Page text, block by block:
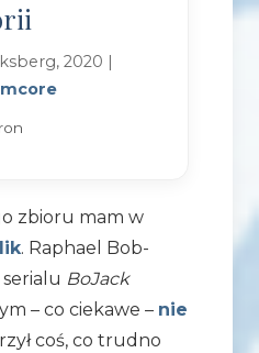
2020 |
zbioru mam w
. Raphael Bob-
BoJack
– co ciekawe – nie
coś, co trudno